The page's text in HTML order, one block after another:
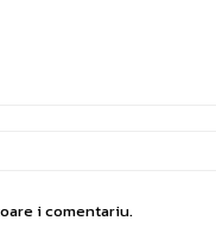
i comentariu.